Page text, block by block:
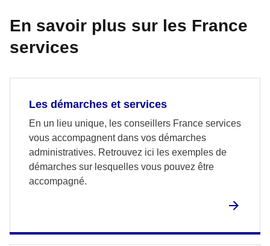
En savoir plus sur les France
services
Les démarches et services
En un lieu unique, les conseillers France services
vous accompagnent dans vos démarches
administratives. Retrouvez ici les exemples de
démarches sur lesquelles vous pouvez être
accompagné.